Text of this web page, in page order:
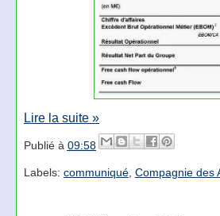
Lire la suite »
Publié à 09:58
Labels: communiqué, Compagnie des